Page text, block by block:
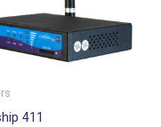
411